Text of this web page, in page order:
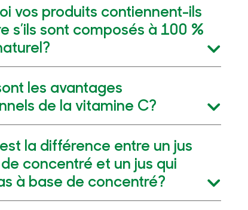
vos produits contiennent-ils
s’ils sont composés à 100 %
les avantages
de la vitamine C?
la différence entre un jus
concentré et un jus qui
à base de concentré?